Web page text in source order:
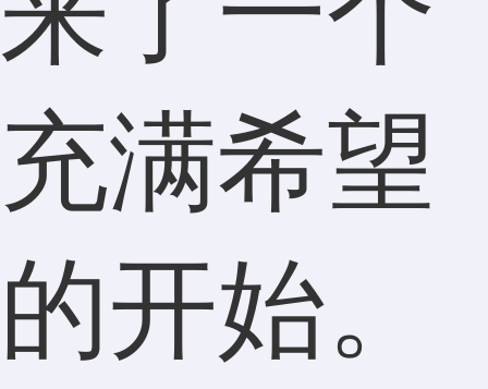
充满希望
的开始。